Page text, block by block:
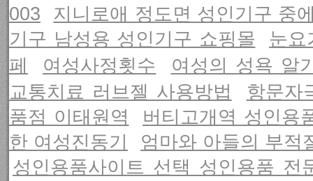
003
지니로애 정도면 성인기구 중
기구 남성용 성인기구 쇼핑몰
눈요
페
여성사정횟수
여성의 성욕 알
교통치료 러브젤 사용방법
항문자
품점 이태원역
버티고개역 성인용
한 여성진동기
엄마와 아들의 부적
성인용품사이트 선택 성인용품 전